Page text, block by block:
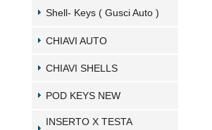
Shell- Keys ( Gusci Auto )
CHIAVI AUTO
CHIAVI SHELLS
POD KEYS NEW
INSERTO X TESTA